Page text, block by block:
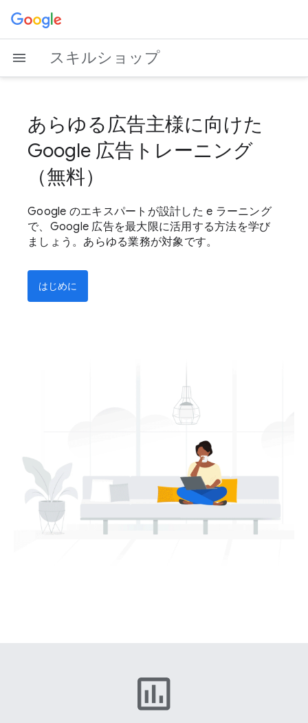
スキルショップ
あらゆる広告主様に向けた
Google 広告トレーニング
（無料）
Google のエキスパートが設計した e ラーニング
で、Google 広告を最大限に活用する方法を学び
ましょう。あらゆる業務が対象です。
はじめに